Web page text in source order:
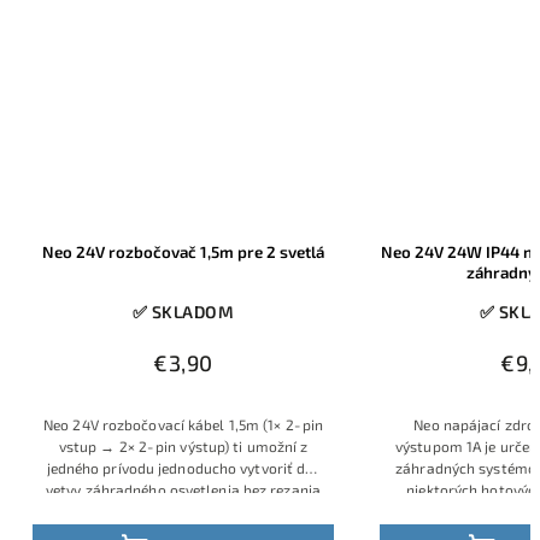
Neo 24V rozbočovač 1,5m pre 2 svetlá
✅ SKLADOM
€3,90
Neo 24V rozbočovací kábel 1,5m (1× 2‑pin
vstup → 2× 2‑pin výstup) ti umožní z
jedného prívodu jednoducho vytvoriť dve
vetvy záhradného osvetlenia bez rezania
je plne kompatibilný so všetkými 24V
Neo 24V 24W IP44
✅
Neo napájací
výstupom 1A je
záhradných
niektorých
vlastný projekt.